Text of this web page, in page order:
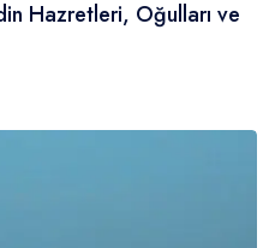
Hazretleri, Oğulları ve